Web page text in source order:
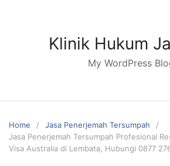
Klinik Hukum
My WordPress
Home
Jasa Penerjemah Tersumpah
Jasa Penerjemah Tersumpah Profesional
Visa Australia di Lembata, Hubungi 0877